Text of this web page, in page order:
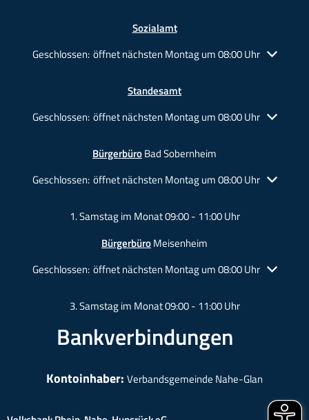
Sozialamt
Klicken, um weitere Öffnungs- oder Schließzeiten
Geschlossen: öffnet nächsten Montag um 08:00 Uhr
Standesamt
Klicken, um weitere Öffnungs- oder Schließzeiten
Geschlossen: öffnet nächsten Montag um 08:00 Uhr
BürgerbüroBad Sobernheim
Klicken, um weitere Öffnungs- oder Schließzeiten
Geschlossen: öffnet nächsten Montag um 08:00 Uhr
1. Samstag im Monat 09:00 - 11:00 Uhr
BürgerbüroMeisenheim
Klicken, um weitere Öffnungs- oder Schließzeiten
Geschlossen: öffnet nächsten Montag um 08:00 Uhr
3. Samstag im Monat 09:00 - 11:00 Uhr
Bankverbindungen
Kontoinhaber: Verbandsgemeinde Nahe-Glan